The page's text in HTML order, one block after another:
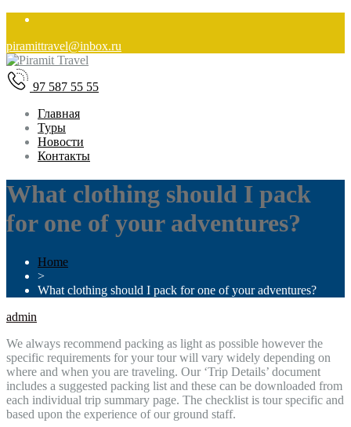
piramittravel@inbox.ru
97 587 55 55
Главная
Туры
Новости
Контакты
What clothing should I pack
for one of your adventures?
Home
>
What clothing should I pack for one of your adventures?
admin
We always recommend packing as light as possible however the
specific requirements for your tour will vary widely depending on
where and when you are traveling. Our ‘Trip Details’ document
includes a suggested packing list and these can be downloaded from
each individual trip summary page. The checklist is tour specific and
based upon the experience of our ground staff.